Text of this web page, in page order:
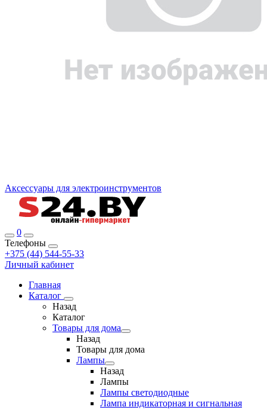
Аксессуары для электроинструментов
0
Телефоны
+375 (44) 544-55-33
Личный кабинет
Главная
Каталог
Назад
Каталог
Товары для дома
Назад
Товары для дома
Лампы
Назад
Лампы
Лампы светодиодные
Лампа индикаторная и сигнальная